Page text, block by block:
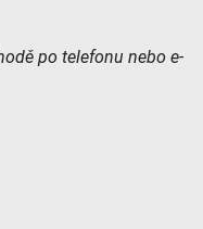
po telefonu nebo e-